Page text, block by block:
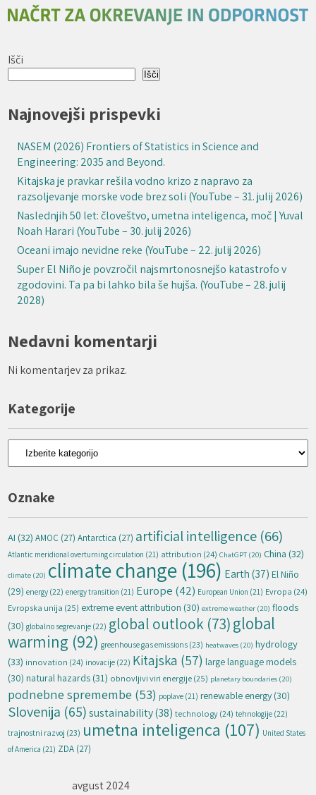
Išči
Išči
Najnovejši prispevki
NASEM (2026) Frontiers of Statistics in Science and
Engineering: 2035 and Beyond.
Kitajska je pravkar rešila vodno krizo z napravo za
razsoljevanje morske vode brez soli (YouTube – 31. julij 2026)
Naslednjih 50 let: človeštvo, umetna inteligenca, moč | Yuval
Noah Harari (YouTube – 30. julij 2026)
Oceani imajo nevidne reke (YouTube – 22. julij 2026)
Super El Niño je povzročil najsmrtonosnejšo katastrofo v
zgodovini. Ta pa bi lahko bila še hujša. (YouTube – 28. julij
2028)
Nedavni komentarji
Ni komentarjev za prikaz.
Kategorije
Kategorije
Oznake
AI (32) AMOC (27) Antarctica (27) artificial intelligence (66)
Atlantic meridional overturning circulation (21) attribution (24) ChatGPT (20) China (32)
climate (20) climate change (196) Earth (37) El Niño
(29) energy (22) energy transition (21) Europe (42) European Union (21) Evropa (24)
Evropska unija (25) extreme event attribution (30) extreme weather (20) floods
(30) globalno segrevanje (22) global outlook (73)global
warming (92) greenhouse gas emissions (23) heatwaves (20) hydrology
(33) innovation (24) inovacije (22) Kitajska (57) large language models
(30) natural hazards (31) obnovljivi viri energije(25) planetary boundaries (20)
podnebne spremembe (53) poplave (21) renewable energy (30)
Slovenija (65) sustainability(38) technology(24) tehnologije (22)
trajnostni razvoj (23) umetna inteligenca (107) United States
of America (21) ZDA (27)
avgust 2024